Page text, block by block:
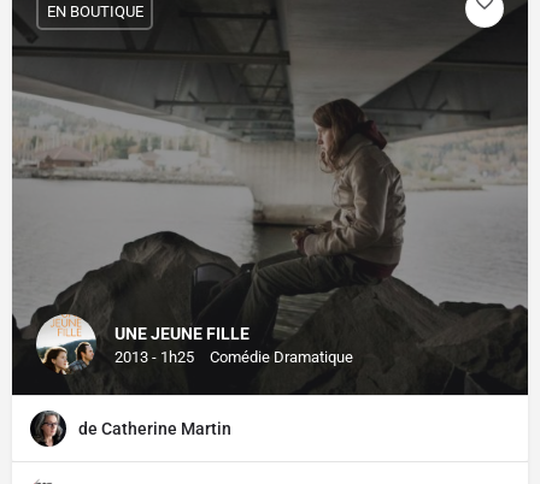
UNE JEUNE FILLE
2013 - 1h25 Comédie Dramatique
EN BOUTIQUE
de Catherine Martin